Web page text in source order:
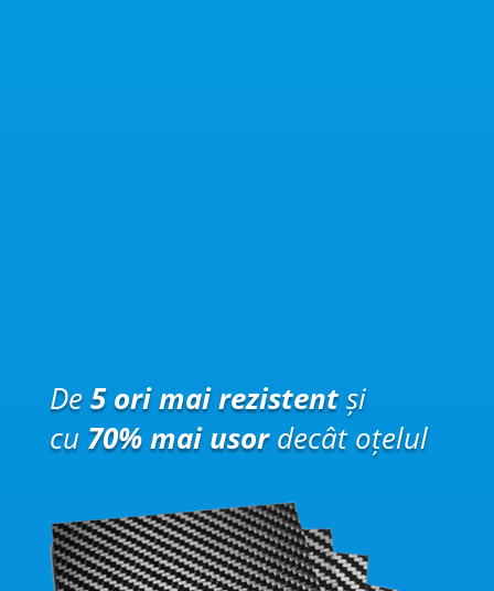
De5 ori mai rezistentși
cu 70% mai usordecât oțelul